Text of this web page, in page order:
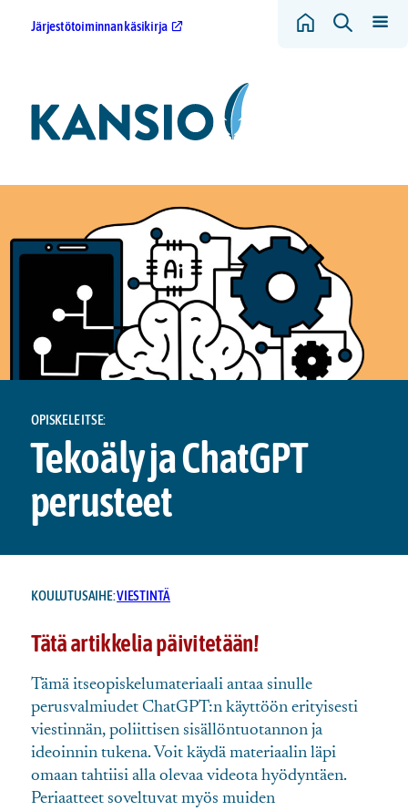
Järjestötoiminnan käsikirja
OPISKELE ITSE:
Tekoäly ja ChatGPT
perusteet
KOULUTUSAIHE:VIESTINTÄ
Tätä artikkelia päivitetään!
Tämä itseopiskelumateriaali antaa sinulle
perusvalmiudet ChatGPT:n käyttöön erityisesti
viestinnän, poliittisen sisällöntuotannon ja
ideoinnin tukena. Voit käydä materiaalin läpi
omaan tahtiisi alla olevaa videota hyödyntäen.
Periaatteet soveltuvat myös muiden